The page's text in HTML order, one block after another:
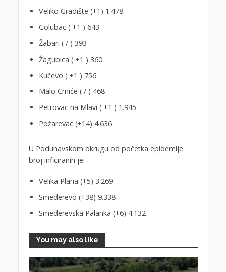
Veliko Gradište (+1) 1.478
Golubac ( +1 ) 643
Žabari ( / ) 393
Žagubica ( +1 ) 360
Kučevo ( +1 ) 756
Malo Crniće ( / ) 468
Petrovac na Mlavi ( +1 ) 1.945
Požarevac (+14) 4.636
U Podunavskom okrugu od početka epidemije
broj inficiranih je:
Velika Plana (+5) 3.269
Smederevo (+38) 9.338
Smederevska Palanka (+6) 4.132
You may also like